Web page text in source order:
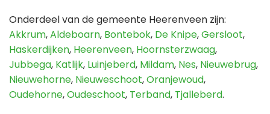
Onderdeel van de gemeente Heerenveen zijn:
Akkrum,Aldeboarn, Bontebok, De Knipe,Gersloot,
Haskerdijken, Heerenveen, Hoornsterzwaag,
Jubbega, Katlijk, Luinjeberd, Mildam, Nes, Nieuwebrug,
Nieuwehorne, Nieuweschoot,Oranjewoud,
Oudehorne,Oudeschoot, Terband, Tjalleberd.